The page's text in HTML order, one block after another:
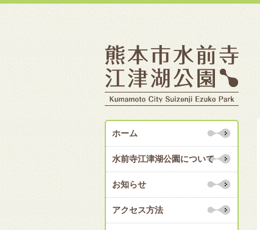
ホーム
水前寺江津湖公園について
お知らせ
アクセス方法